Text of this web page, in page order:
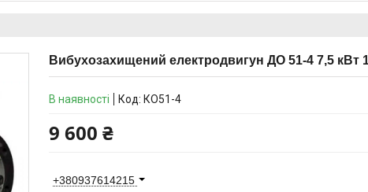
Вибухозахищений електродвигун ДО 51-4 7,5 кВт
В наявності Код: КО51-4
9 600 ₴
+380937614215